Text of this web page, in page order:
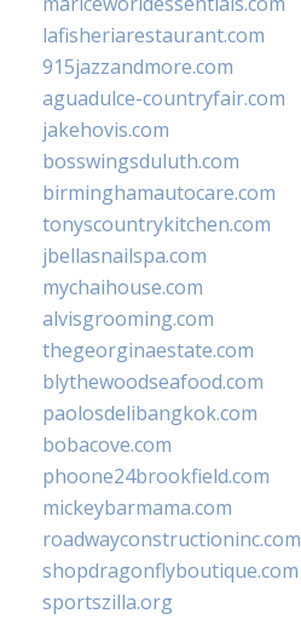
lafisheriarestaurant.com
915jazzandmore.com
aguadulce-countryfair.com
jakehovis.com
bosswingsduluth.com
birminghamautocare.com
tonyscountrykitchen.com
jbellasnailspa.com
mychaihouse.com
alvisgrooming.com
thegeorginaestate.com
blythewoodseafood.com
paolosdelibangkok.com
bobacove.com
phoone24brookfield.com
mickeybarmama.com
roadwayconstructioninc.com
shopdragonflyboutique.com
sportszilla.org